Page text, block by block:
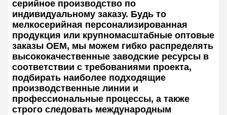
серийное производство по
индивидуальному заказу. Будь то
мелкосерийная персонализированная
продукция или крупномасштабные оптовые
заказы OEM, мы можем гибко распределять
высококачественные заводские ресурсы в
соответствии с требованиями проекта,
подбирать наиболее подходящие
производственные линии и
профессиональные процессы, а также
строго следовать международным